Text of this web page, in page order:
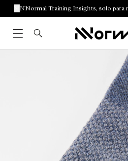
NNormal Training Insights, solo para